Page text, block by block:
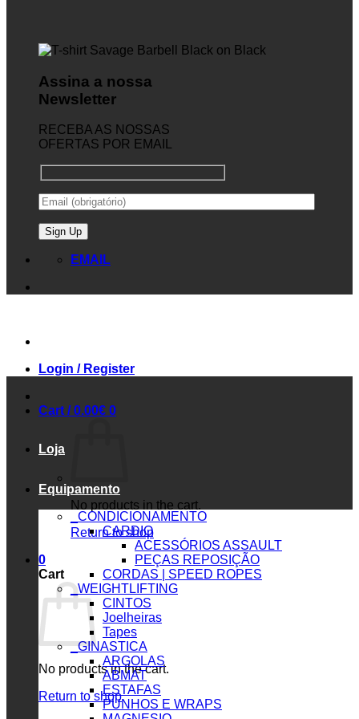
Assina a nossa
Newsletter
RECEBA AS NOSSAS
OFERTAS POR EMAIL
EMAIL
Login / Register
Cart /0.00€ 0
No products in the cart.
Return to shop
0
Cart
No products in the cart.
Return to shop
Loja
Equipamento
_CONDICIONAMENTO
CARDIO
ACESSÓRIOS ASSAULT
PEÇAS REPOSIÇÃO
CORDAS | SPEED ROPES
_WEIGHTLIFTING
CINTOS
Joelheiras
Tapes
_GINASTICA
ARGOLAS
ABMAT
ESTAFAS
PUNHOS E WRAPS